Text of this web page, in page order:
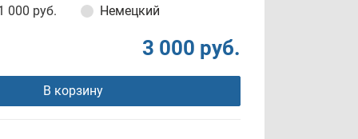
000 руб.
Немецкий
3 000 руб.
В корзину